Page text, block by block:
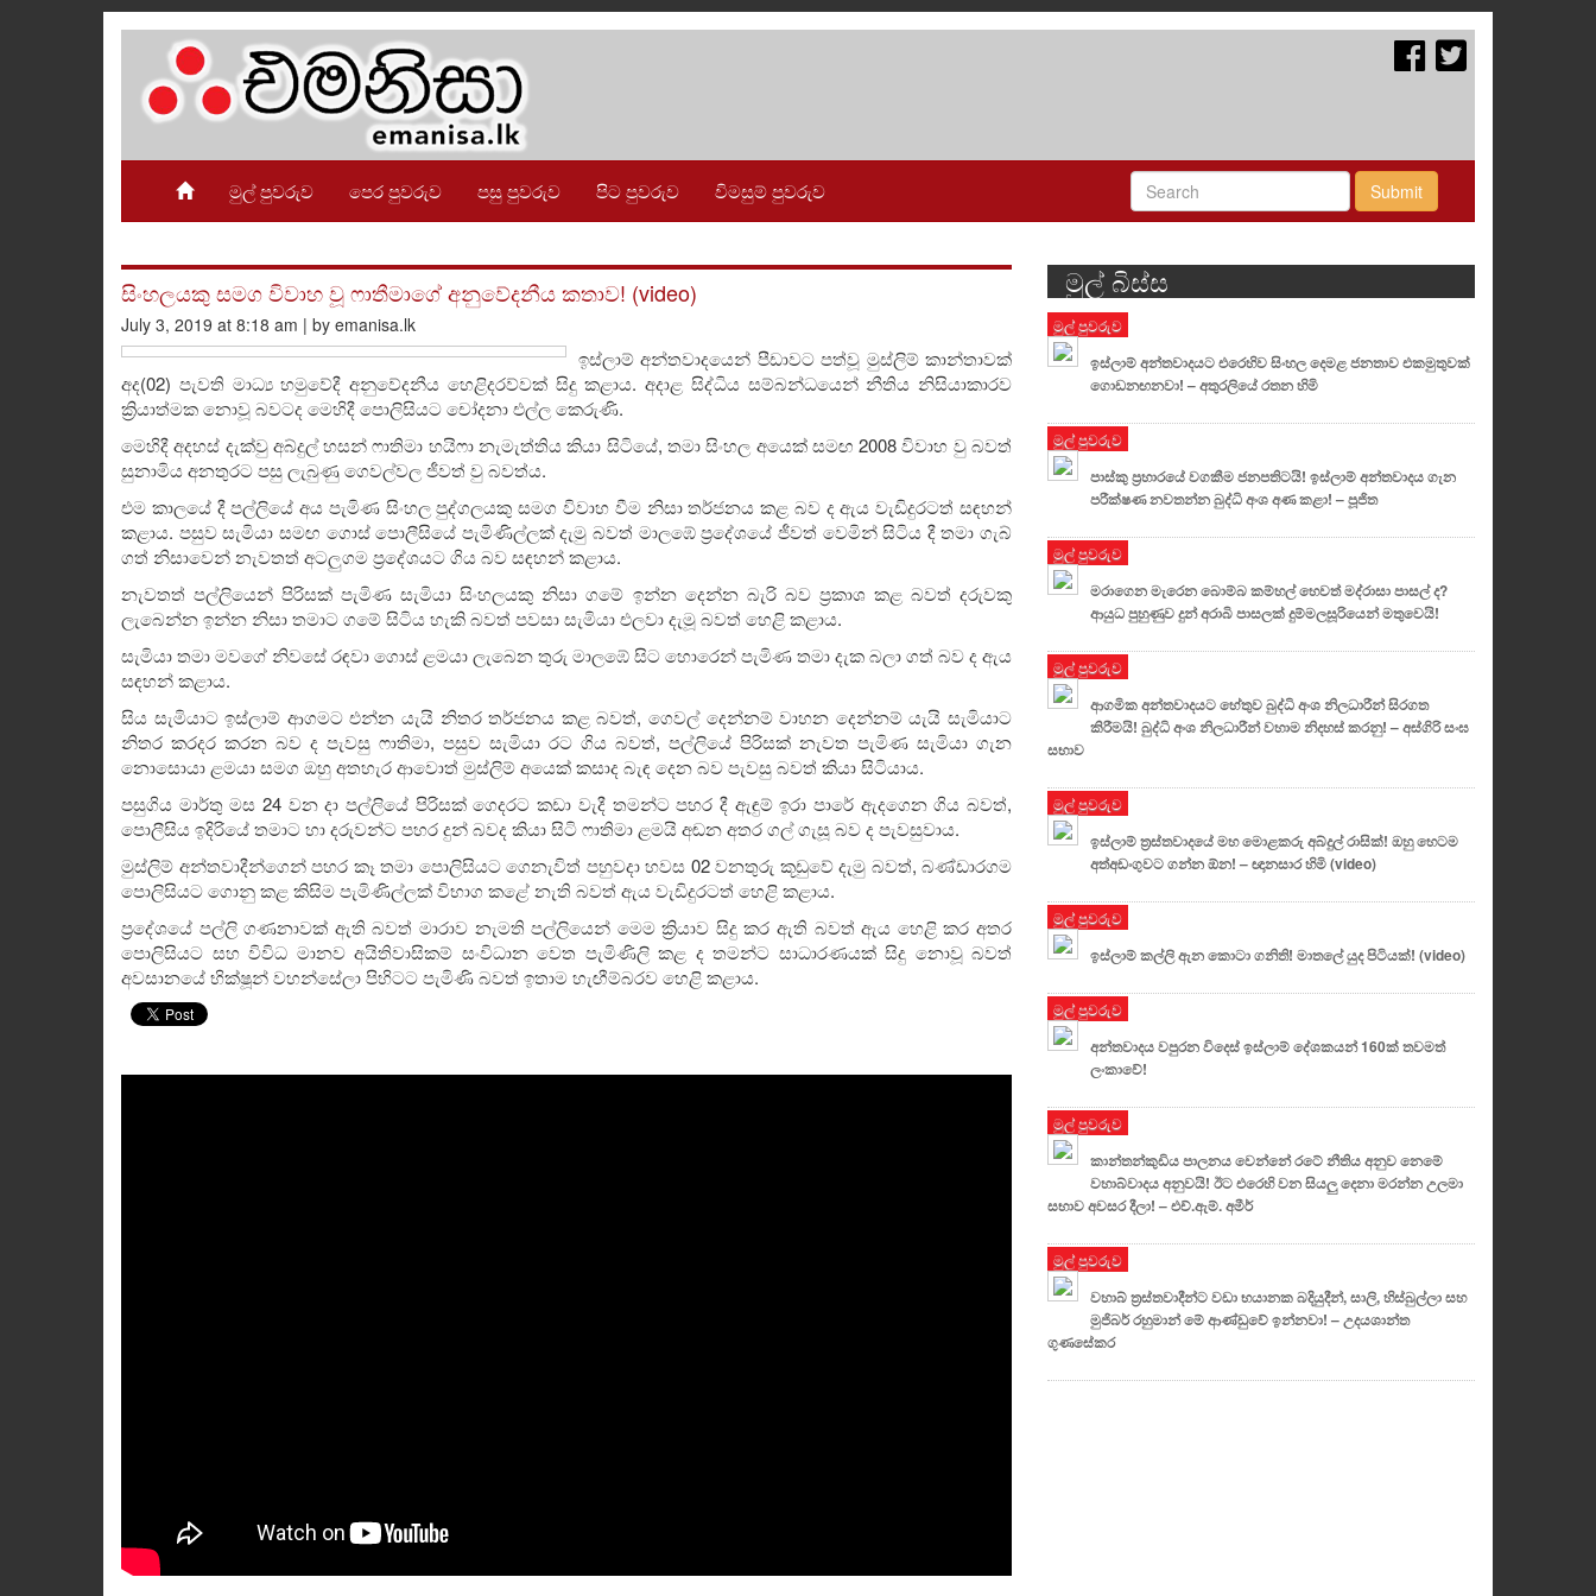
මුල් පුවරුව පෙර පුවරුව පසු පුවරුව පිට පුවරුව විමසුම් පුවරුව Submit
සිංහලයකු සමග විවාහ වූ ෆාතීමාගේ අනුවේදනීය කතාව! (video)
July 3, 2019 at 8:18 am | by emanisa.lk
ඉස්ලාම් අන්තවාදයෙන් පීඩාවට පත්වූ මුස්ලිම් කාන්තාවක්
අද(02) පැවති මාධ්‍ය හමුවේදී අනුවේදනීය හෙළිදරව්වක් සිදු කළාය. අදාළ සිද්ධිය සම්බන්ධයෙන් නීතිය නිසියාකාරව
ක්‍රියාත්මක නොවූ බවටද මෙහිදී පොලිසියට චෝදනා එල්ල කෙරුණි.
මෙහිදී අදහස් දැක්වු අබ්දුල් හසන් ෆාතිමා හයිෆා නැමැත්තිය කියා සිටියේ, තමා සිංහල අයෙක් සමඟ 2008 විවාහ වු බවත්
සුනාමිය අනතුරට පසු ලැබුණු ගෙවල්වල ජීවත් වු බවත්ය.
එම කාලයේ දී පල්ලියේ අය පැමිණ සිංහල පුද්ගලයකු සමග විවාහ වීම නිසා තර්ජනය කළ බව ද ඇය වැඩිදුරටත් සඳහන්
කළාය. පසුව සැමියා සමඟ ගොස් පොලීසියේ පැමිණිල්ලක් දැමු බවත් මාලඹේ ප්‍රදේශයේ ජීවත් වෙමින් සිටිය දී තමා ගැබ්
ගත් නිසාවෙන් නැවතත් අටලුගම ප්‍රදේශයට ගිය බව සඳහන් කළාය.
නැවතත් පල්ලියෙන් පිරිසක් පැමිණ සැමියා සිංහලයකු නිසා ගමේ ඉන්න දෙන්න බැරි බව ප්‍රකාශ කළ බවත් දරුවකු
ලැබෙන්න ඉන්න නිසා තමාට ගමේ සිටිය හැකි බවත් පවසා සැමියා එලවා දැමූ බවත් හෙළි කළාය.
සැමියා තමා මවගේ නිවසේ රඳවා ගොස් ළමයා ලැබෙන තුරු මාලඹේ සිට හොරෙන් පැමිණ තමා දැක බලා ගත් බව ද ඇය
සඳහන් කළාය.
සිය සැමියාට ඉස්ලාම් ආගමට එන්න යැයි නිතර තර්ජනය කළ බවත්, ගෙවල් දෙන්නම් වාහන දෙන්නම් යැයි සැමියාට
නිතර කරදර කරන බව ද පැවසු ෆාතිමා, පසුව සැමියා රට ගිය බවත්, පල්ලියේ පිරිසක් නැවත පැමිණ සැමියා ගැන
නොසොයා ළමයා සමග ඔහු අතහැර ආවොත් මුස්ලිම් අයෙක් කසාද බැඳ දෙන බව පැවසු බවත් කියා සිටියාය.
පසුගිය මාර්තු මස 24 වන දා පල්ලියේ පිරිසක් ගෙදරට කඩා වැදී තමන්ට පහර දී ඇඳුම් ඉරා පාරේ ඇදගෙන ගිය බවත්,
පොලීසිය ඉදිරියේ තමාට හා දරුවන්ට පහර දුන් බවද කියා සිටි ෆාතිමා ළමයි අඬන අතර ගල් ගැසූ බව ද පැවසුවාය.
මුස්ලිම් අන්තවාදීන්ගෙන් පහර කෑ තමා පොලිසියට ගෙනැවිත් පහුවදා හවස 02 වනතුරු කූඩුවේ දැමු බවත්, බණ්ඩාරගම
පොලිසියට ගොනු කළ කිසිම පැමිණිල්ලක් විභාග කළේ නැති බවත් ඇය වැඩිදුරටත් හෙළි කළාය.
ප්‍රදේශයේ පල්ලි ගණනාවක් ඇති බවත් මාරාව නැමති පල්ලියෙන් මෙම ක්‍රියාව සිදු කර ඇති බවත් ඇය හෙළි කර අතර
පොලිසියට සහ විවිධ මානව අයිතිවාසිකම් සංවිධාන වෙත පැමිණිලි කළ ද තමන්ට සාධාරණයක් සිදු නොවූ බවත්
අවසානයේ භික්ෂූන් වහන්සේලා පිහිටට පැමිණි බවත් ඉතාම හැඟීම්බරව හෙළි කළාය.
මුල් බිස්ස
මුල් පුවරුව
ඉස්ලාම් අන්තවාදයට එරෙහිව සිංහල දෙමළ ජනතාව එකමුතුවක්
ගොඩනඟනවා! – අතුරලියේ රතන හිමි
මුල් පුවරුව
පාස්කු ප්‍රහාරයේ වගකීම ජනපතිටයි! ඉස්ලාම් අන්තවාදය ගැන
පරීක්ෂණ නවතන්න බුද්ධි අංශ අණ කළා! – පූජිත
මුල් පුවරුව
මරාගෙන මැරෙන බොම්බ කම්හල් හෙවත් මද්රාසා පාසල් ද?
ආයුධ පුහුණුව දුන් අරාබි පාසලක් දුම්මලසූරියෙන් මතුවෙයි!
මුල් පුවරුව
ආගමික අන්තවාදයට හේතුව බුද්ධි අංශ නිලධාරීන් සිරගත
කිරීමයි! බුද්ධි අංශ නිලධාරීන් වහාම නිදහස් කරනු! – අස්ගිරි සංඝ
සභාව
මුල් පුවරුව
ඉස්ලාම් ත්‍රස්තවාදයේ මහ මොළකරු අබ්දුල් රාසික්! ඔහු හෙටම
අත්අඩංගුවට ගන්න ඕන! – ඥානසාර හිමි (video)
මුල් පුවරුව
ඉස්ලාම් කල්ලි ඇන කොටා ගනිති! මාතලේ යුද පිටියක්! (video)
මුල් පුවරුව
අන්තවාදය වපුරන විදෙස් ඉස්ලාම් දේශකයන් 160ක් තවමත්
ලංකාවේ!
මුල් පුවරුව
කාන්තන්කුඩිය පාලනය වෙන්නේ රටේ නීතිය අනුව නෙමේ
වහාබ්වාදය අනුවයි! ඊට එරෙහි වන සියලු දෙනා මරන්න උලමා
සභාව අවසර දීලා! – එච්.ඇම්. අමීර්
මුල් පුවරුව
වහාබ් ත්‍රස්තවාදීන්ට වඩා භයානක බදියුදීන්, සාලි, හිස්බුල්ලා සහ
මුජිබර් රහුමාන් මේ ආණ්ඩුවේ ඉන්නවා! – උදයශාන්ත
ගුණසේකර